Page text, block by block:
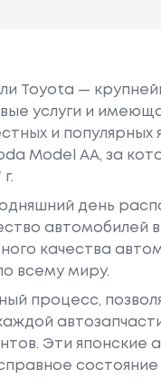
Toyota —
услуги и
и популярных
Model AA, за
день
автомобилей
качества
всему миру.
процесс,
Эти